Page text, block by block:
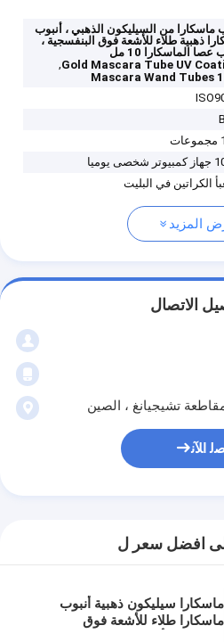
ماسكارا من السيليكون الذهبي ، أنبوب
ذهبية طلاء للأشعة فوق البنفسجية ،
عصا الماسكارا 10 مل
Gold Mascara Tube UV
,
Mascara Wand Tubes
يوميا
الكراتين في البليت
المزيد
الاتصال
تشيجيانغ ، الصين
ﺍﻶﻧ
افضل سعر ل
ماسكارا سيليكون ذهبية أنبوب
ماسكارا طلاء للأشعة فوق